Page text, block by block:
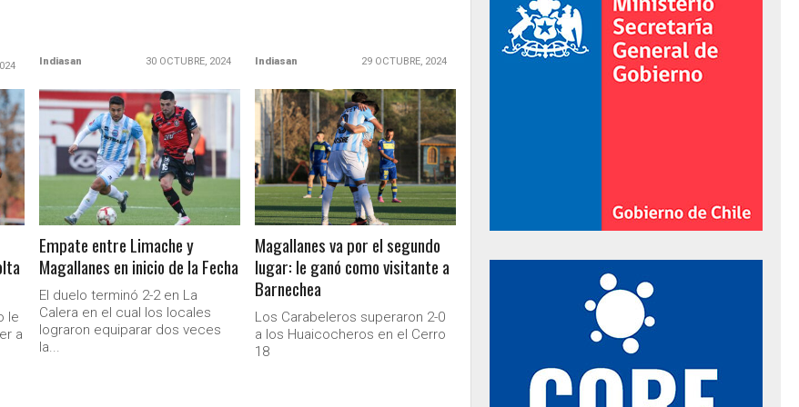
Indiasan 30 OCTUBRE, 2024 Indiasan 29 OCTUBRE, 2024
le
a
LEER MÁS
Empate entre Limache y
Magallanes en inicio de la Fecha
El duelo terminó 2-2 en La
Calera en el cual los locales
lograron equiparar dos veces
la...
LEER MÁS
Magallanes va por el segundo
lugar: le ganó como visitante a
Barnechea
Los Carabeleros superaron 2-0
a los Huaicocheros en el Cerro
18
Ministerio Secretaría General de Gobierno